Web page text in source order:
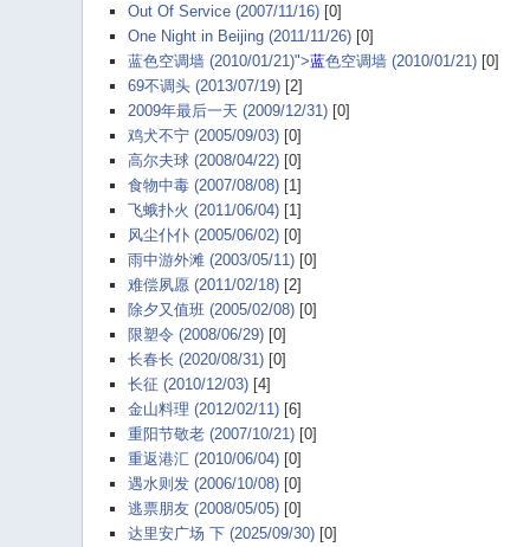
Out Of Service (2007/11/16)[0]
One Night in Beijing (2011/11/26)[0]
蓝色空调墙 (2010/01/21)">蓝色空调墙 (2010/01/21)[0]
69不调头 (2013/07/19)[2]
2009年最后一天 (2009/12/31)[0]
鸡犬不宁 (2005/09/03)[0]
高尔夫球 (2008/04/22)[0]
食物中毒 (2007/08/08)[1]
飞蛾扑火 (2011/06/04)[1]
风尘仆仆 (2005/06/02)[0]
雨中游外滩 (2003/05/11)[0]
难偿夙愿 (2011/02/18)[2]
除夕又值班 (2005/02/08)[0]
限塑令 (2008/06/29)[0]
长春长 (2020/08/31)[0]
长征 (2010/12/03)[4]
金山料理 (2012/02/11)[6]
重阳节敬老 (2007/10/21)[0]
重返港汇 (2010/06/04)[0]
遇水则发 (2006/10/08)[0]
逃票朋友 (2008/05/05)[0]
达里安广场 下 (2025/09/30)[0]